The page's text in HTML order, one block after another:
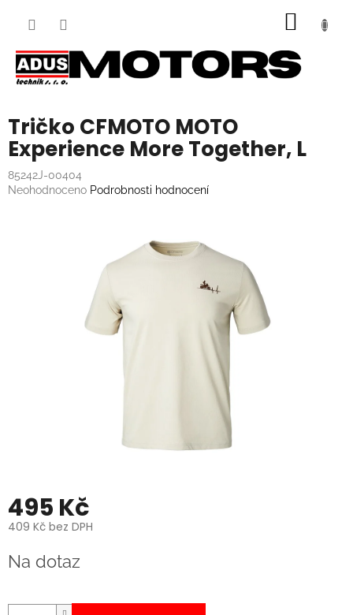
Tričko CFMOTO MOTO
Experience More Together, L
85242J-00404
Průměrné
Neohodnoceno Podrobnosti hodnocení
495 Kč
409 Kč bez DPH
cena:
Na dotaz